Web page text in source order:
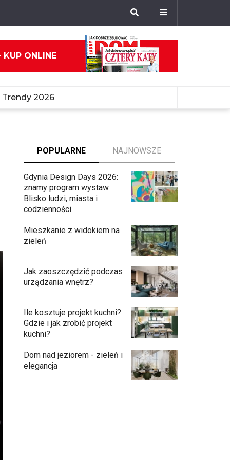
KUP ONLINE
Trendy 2026
POPULARNE NAJNOWSZE
Gdynia Design Days 2026:
znamy program wystaw.
Blisko ludzi, miasta i
codzienności
Mieszkanie z widokiem na
zieleń
Jak zaoszczędzić podczas
urządzania wnętrz?
Ile kosztuje projekt kuchni?
Gdzie i jak zrobić projekt
kuchni?
Dom nad jeziorem - zieleń i
elegancja